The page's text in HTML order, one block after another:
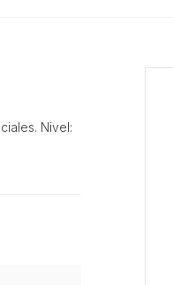
Nivel: